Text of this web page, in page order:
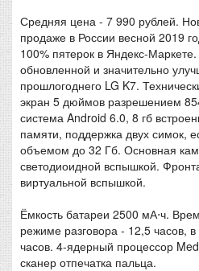
Средняя цена - 7 990 рублей.
продаже в России весной 2019
100% пятерок в Яндекс-
обновленной и значительно
прошлогоднего LG K7.
экран 5 дюймов разрешением
система Android 6.0, 8 гб
памяти, поддержка двух симок,
объемом до 32 Гб. Основная
светодиоидной вспышкой.
виртуальной вспышкой.
Ёмкость батареи 2500 мА⋅ч.
режиме разговора - 12,5 часов,
часов. 4-ядерный процессор
сканер отпечатка пальца.